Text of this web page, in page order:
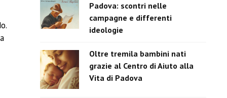
Padova: scontri nelle
campagne e differenti
ideologie
Oltre tremila bambini nati
grazie al Centro di Aiuto alla
Vita di Padova